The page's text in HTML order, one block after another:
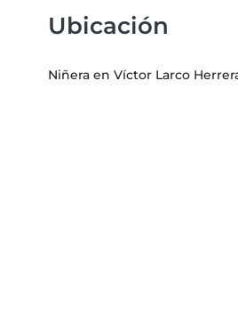
Ubicación
Niñera en Víctor Larco